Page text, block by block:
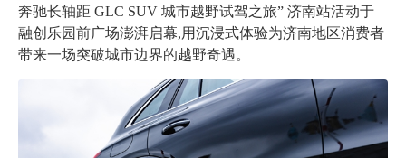
奔驰长轴距 GLC SUV 城市越野试驾之旅” 济南站活动于
融创乐园前广场澎湃启幕,用沉浸式体验为济南地区消费者
带来一场突破城市边界的越野奇遇。